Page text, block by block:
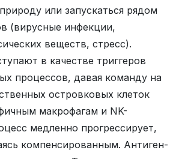
или запускаться рядом
(вирусные инфекции,
веществ, стресс).
в качестве триггеров
процессов, давая команду на
островковых клеток
макрофагам и NK-
медленно прогрессирует,
компенсированным. Антиген-